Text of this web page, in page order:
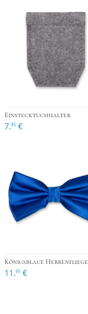
Einstecktuchhalter
7.95 €
Königsblaue Herrenfliege
11.95 €